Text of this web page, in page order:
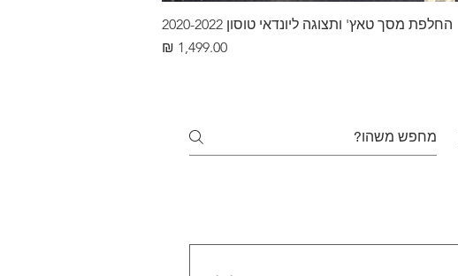
החלפת מסך טאץ' ותצוגה ליונדאי טוסון 2020-2022
מחיר